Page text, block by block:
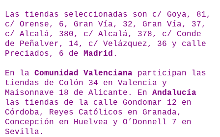
Las tiendas seleccionadas son c/ Goya, 81,
c/ Orense, 6, Gran Vía, 32, Gran Vía, 37,
c/ Alcalá, 380, c/ Alcalá, 378, c/ Conde
de Peñalver, 14, c/ Velázquez, 36 y calle
Preciados, 6 de Madrid .
En la Comunidad Valenciana participan las
tiendas de Colón 34 en Valencia y
Maisonnave 18 de Alicante. En Andalucía
las tiendas de la calle Gondomar 12 en
Córdoba, Reyes Católicos en Granada,
Concepción en Huelvea y O’Donnell 7 en
Sevilla.